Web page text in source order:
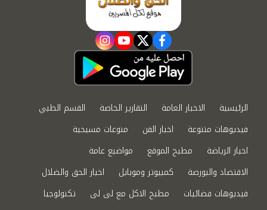
facebook
twitter
youtube
instagram
الرئيسية الاخبار العامة التقارير الخاصة
القسم الطبي
فيديوهات متنوعة
اخبار الفن
منوعات مسيحية
اخبار الرياضة
مطبخ الموقع
مواضيع عامة
الاقتصاد والبورصة
كمبيوتر وموبايل
اخبار الحق والضلال
فيديوهات فضائيات
مطبخ الاكل مع لى لى
تكنولوجيا